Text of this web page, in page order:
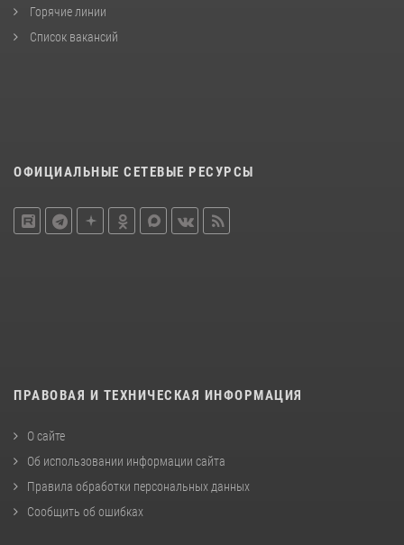
Горячие линии
Список вакансий
ОФИЦИАЛЬНЫЕ СЕТЕВЫЕ РЕСУРСЫ
ПРАВОВАЯ И ТЕХНИЧЕСКАЯ ИНФОРМАЦИЯ
О сайте
Об использовании информации сайта
Правила обработки персональных данных
Сообщить об ошибках